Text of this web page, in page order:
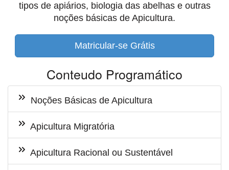
tipos de apiários, biologia das abelhas e outras
noções básicas de Apicultura.
Matricular-se Grátis
Conteudo Programático
Noções Básicas de Apicultura
Apicultura Migratória
Apicultura Racional ou Sustentável